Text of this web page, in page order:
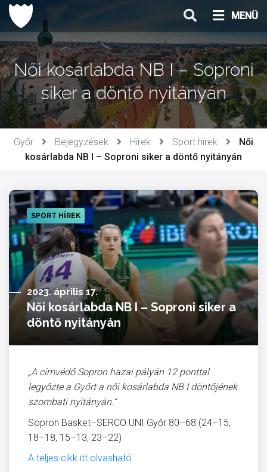
Ugrás
tartalomhoz
MENÜ
Női kosárlabda NB I – Soproni
siker a döntő nyitányán
Győr Bejegyzések Hírek Sport hírek
Női
kosárlabda NB I – Soproni siker a döntő nyitányán
SPORT HÍREK
2023. április 17.
Női kosárlabda NB I – Soproni siker a
döntő nyitányán
„A címvédő Sopron hazai pályán 12 ponttal
legyőzte a Győrt a női kosárlabda NB I döntőjének
szombati nyitányán.”
Sopron Basket–SERCO UNI Győr 80–68 (24–15,
18–18, 15–13, 23–22)
A teljes cikk itt olvasható